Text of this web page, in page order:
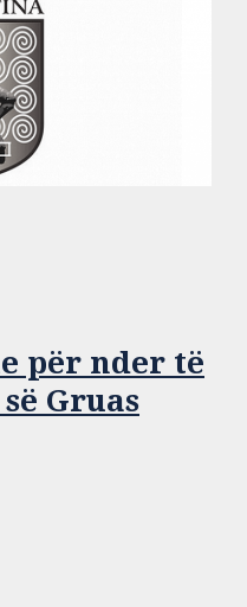
për nder të
Gruas